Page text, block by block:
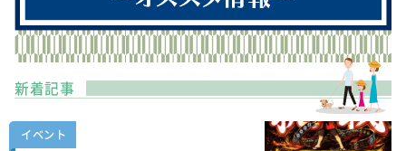
新着記事
イベント